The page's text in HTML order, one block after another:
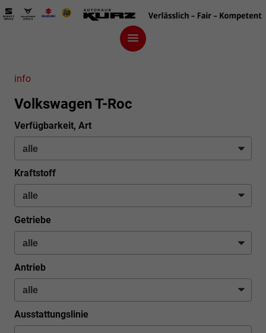
info
Volkswagen T-Roc
Verfügbarkeit, Art
Kraftstoff
Getriebe
Antrieb
Ausstattungslinie